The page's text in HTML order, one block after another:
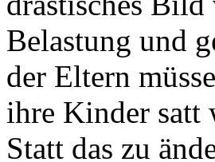
Belastung und
der Eltern
ihre Kinder satt
Statt das zu